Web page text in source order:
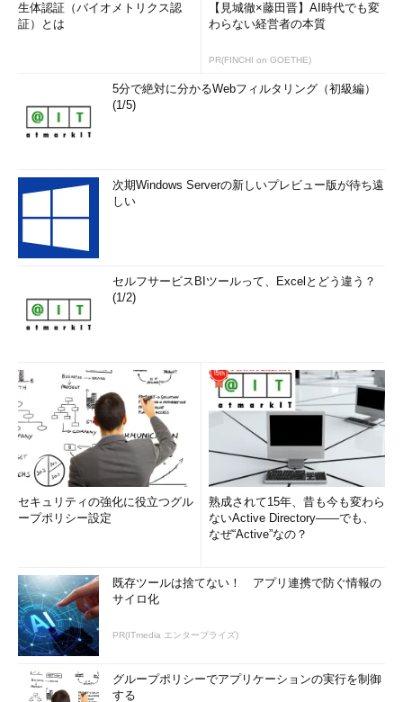
生体認証（バイオメトリクス認
証）とは
【見城徹×藤田晋】AI時代でも変
わらない経営者の本質
PR(FINCHI on GOETHE)
5分で絶対に分かるWebフィルタリング（初級編）
(1/5)
次期Windows Serverの新しいプレビュー版が待ち遠
しい
セルフサービスBIツールって、Excelとどう違う？
(1/2)
セキュリティの強化に役立つグル
ープポリシー設定
熟成されて15年、昔も今も変わら
ないActive Directory――でも、
なぜ“Active”なの？
既存ツールは捨てない！ アプリ連携で防ぐ情報の
サイロ化
PR(ITmedia エンタープライズ)
グループポリシーでアプリケーションの実行を制御
する